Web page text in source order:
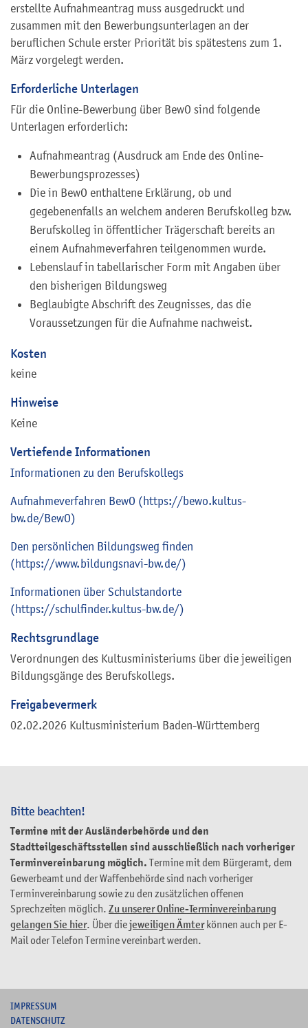
Bitte beachten!
Termine mit der Ausländerbehörde und den
Stadtteilgeschäftsstellen sind ausschließlich nach vorheriger
Terminvereinbarung möglich. Termine mit dem Bürgeramt, dem
Gewerbeamt und der Waffenbehörde sind nach vorheriger
Terminvereinbarung sowie zu den zusätzlichen offenen
Sprechzeiten möglich. Zu unserer Online-Terminvereinbarung
gelangen Sie hier. Über diejeweiligen Ämterkönnen auch per E-
Mail oder Telefon Termine vereinbart werden.
erstellte Aufnahmeantrag muss ausgedruckt und
zusammen mit den Bewerbungsunterlagen an der
beruflichen Schule erster Priorität bis spätestens zum 1.
März vorgelegt werden.
Erforderliche Unterlagen
Für die Online-Bewerbung über BewO sind folgende
Unterlagen erforderlich:
Aufnahmeantrag (Ausdruck am Ende des Online-
Bewerbungsprozesses)
Die in BewO enthaltene Erklärung, ob und
gegebenenfalls an welchem anderen Berufskolleg bzw.
Berufskolleg in öffentlicher Trägerschaft bereits an
einem Aufnahmeverfahren teilgenommen wurde.
Lebenslauf in tabellarischer Form mit Angaben über
den bisherigen Bildungsweg
Beglaubigte Abschrift des Zeugnisses, das die
Voraussetzungen für die Aufnahme nachweist.
Kosten
keine
Hinweise
Keine
Vertiefende Informationen
Informationen zu den Berufskollegs
Aufnahmeverfahren BewO (https://bewo.kultus-
bw.de/BewO)
Den persönlichen Bildungsweg finden
(https://www.bildungsnavi-bw.de/)
Informationen über Schulstandorte
(https://schulfinder.kultus-bw.de/)
Rechtsgrundlage
Verordnungen des Kultusministeriums über die jeweiligen
Bildungsgänge des Berufskollegs.
Freigabevermerk
02.02.2026 Kultusministerium Baden-Württemberg
IMPRESSUM
DATENSCHUTZ